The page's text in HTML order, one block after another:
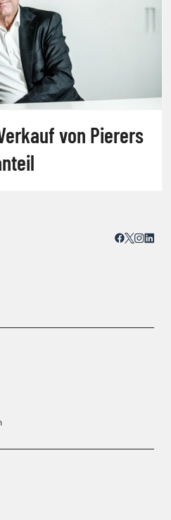
von Pierers